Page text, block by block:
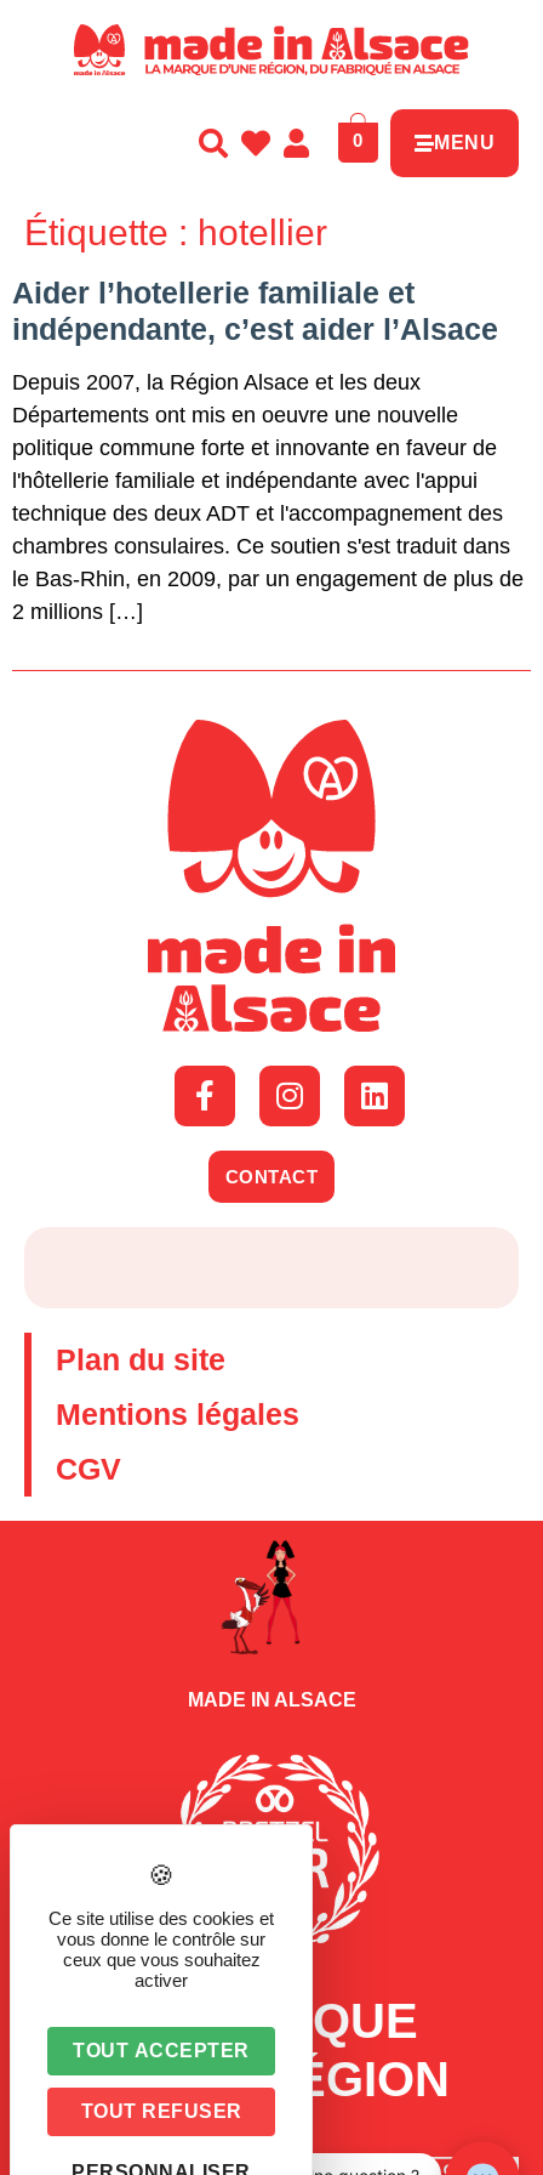
0 MENU
Étiquette : hotellier
Aider l’hotellerie familiale et
indépendante, c’est aider l’Alsace
Depuis 2007, la Région Alsace et les deux
Départements ont mis en oeuvre une nouvelle
politique commune forte et innovante en faveur de
l'hôtellerie familiale et indépendante avec l'appui
technique des deux ADT et l'accompagnement des
chambres consulaires. Ce soutien s'est traduit dans
le Bas-Rhin, en 2009, par un engagement de plus de
2 millions […]
CONTACT
Plan du site
Mentions légales
CGV
MADE IN ALSACE
LA MARQUE
D'UNE RÉGION
Ce site utilise des cookies et
vous donne le contrôle sur
ceux que vous souhaitez
activer
TOUT ACCEPTER
TOUT REFUSER